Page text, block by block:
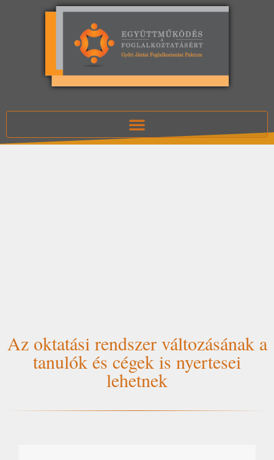
Az oktatási rendszer változásának a
tanulók és cégek is nyertesei
lehetnek